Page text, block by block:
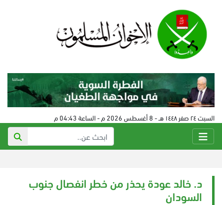
السبت ٢٤ صفر ١٤٤٨ هـ - 8 أغسطس 2026 م - الساعة 04:43 م
د. خالد عودة يحذر من خطر انفصال جنوب
السودان